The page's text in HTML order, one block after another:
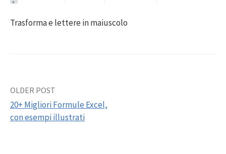
Trasforma e lettere in maiuscolo
Post
navigation
OLDER POST
20+ Migliori Formule Excel,
con esempi illustrati